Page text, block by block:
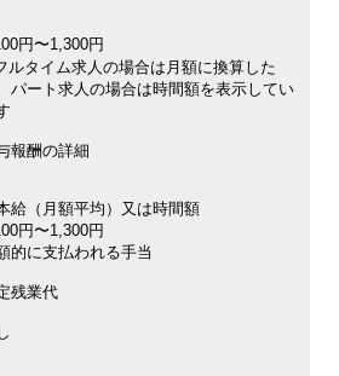
円〜1,300円
ルタイム求人の場合は月額に換算した
パート求人の場合は時間額を表示してい
報酬の詳細
給（月額平均）又は時間額
円〜1,300円
的に支払われる手当
残業代